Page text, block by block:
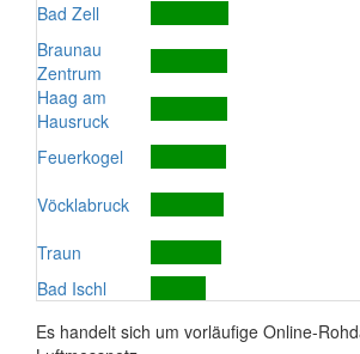
Bad Zell
Braunau
Zentrum
Haag am
Hausruck
Feuerkogel
Vöcklabruck
Traun
Bad Ischl
Es handelt sich um vorläufige Online-